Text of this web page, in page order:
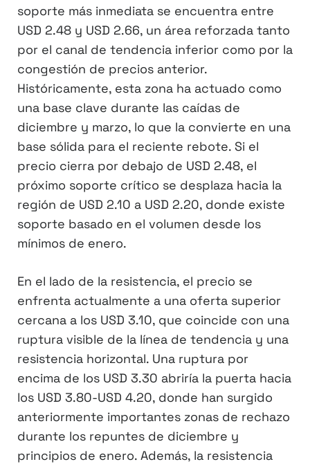
soporte más inmediata se encuentra entre
USD 2.48 y USD 2.66, un área reforzada tanto
por el canal de tendencia inferior como por la
congestión de precios anterior.
Históricamente, esta zona ha actuado como
una base clave durante las caídas de
diciembre y marzo, lo que la convierte en una
base sólida para el reciente rebote. Si el
precio cierra por debajo de USD 2.48, el
próximo soporte crítico se desplaza hacia la
región de USD 2.10 a USD 2.20, donde existe
soporte basado en el volumen desde los
mínimos de enero.
En el lado de la resistencia, el precio se
enfrenta actualmente a una oferta superior
cercana a los USD 3.10, que coincide con una
ruptura visible de la línea de tendencia y una
resistencia horizontal. Una ruptura por
encima de los USD 3.30 abriría la puerta hacia
los USD 3.80-USD 4.20, donde han surgido
anteriormente importantes zonas de rechazo
durante los repuntes de diciembre y
principios de enero. Además, la resistencia